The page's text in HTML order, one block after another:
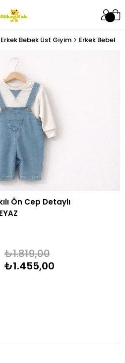
Erkek Bebek Üst Giyim Erkek Bebek
Ön Cep Detaylı
₺1.819,00
₺1.455,00